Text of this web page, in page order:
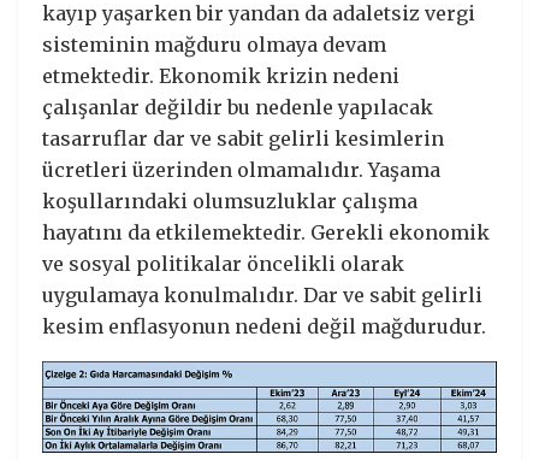
kayıp yaşarken bir yandan da adaletsiz vergi
sisteminin mağduru olmaya devam
etmektedir. Ekonomik krizin nedeni
çalışanlar değildir bu nedenle yapılacak
tasarruflar dar ve sabit gelirli kesimlerin
ücretleri üzerinden olmamalıdır. Yaşama
koşullarındaki olumsuzluklar çalışma
hayatını da etkilemektedir. Gerekli ekonomik
ve sosyal politikalar öncelikli olarak
uygulamaya konulmalıdır. Dar ve sabit gelirli
kesim enflasyonun nedeni değil mağdurudur.